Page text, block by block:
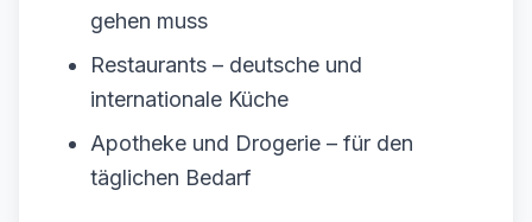
gehen muss
Restaurants – deutsche und
internationale Küche
Apotheke und Drogerie – für den
täglichen Bedarf